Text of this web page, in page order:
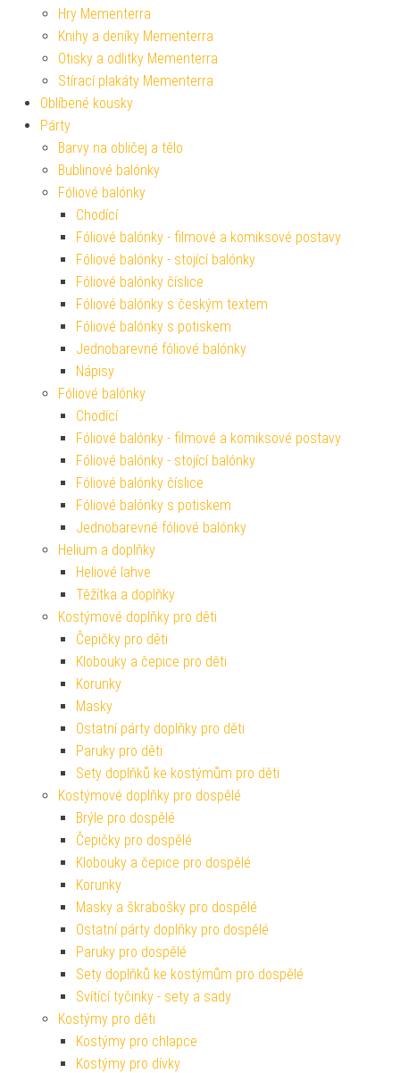
Hry Mementerra
Knihy a deníky Mementerra
Otisky a odlitky Mementerra
Stírací plakáty Mementerra
Oblíbené kousky
Párty
Barvy na obličej a tělo
Bublinové balónky
Fóliové balónky
Chodící
Fóliové balónky - filmové a komiksové postavy
Fóliové balónky - stojící balónky
Fóliové balónky číslice
Fóliové balónky s českým textem
Fóliové balónky s potiskem
Jednobarevné fóliové balónky
Nápisy
Fóliové balónky
Chodící
Fóliové balónky - filmové a komiksové postavy
Fóliové balónky - stojící balónky
Fóliové balónky číslice
Fóliové balónky s potiskem
Jednobarevné fóliové balónky
Helium a doplňky
Heliové lahve
Těžítka a doplňky
Kostýmové doplňky pro děti
Čepičky pro děti
Klobouky a čepice pro děti
Korunky
Masky
Ostatní párty doplňky pro děti
Paruky pro děti
Sety doplňků ke kostýmům pro děti
Kostýmové doplňky pro dospělé
Brýle pro dospělé
Čepičky pro dospělé
Klobouky a čepice pro dospělé
Korunky
Masky a škrabošky pro dospělé
Ostatní párty doplňky pro dospělé
Paruky pro dospělé
Sety doplňků ke kostýmům pro dospělé
Svítící tyčinky - sety a sady
Kostýmy pro děti
Kostýmy pro chlapce
Kostýmy pro dívky